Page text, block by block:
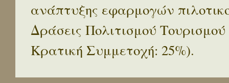
ανάπτυξης εφαρμογών
Δράσεις Πολιτισμού
Κρατική Συμμετοχή: 25%).